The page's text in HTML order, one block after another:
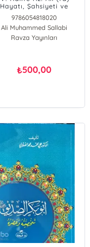
Hayatı, Şahsiyeti ve
Dönemi (Ciltli); İslam
Tarihi Raşid Halifeler
Dönemi
9786054818020
Ali Muhammed Sallabi
Ravza Yayınları
₺500,00